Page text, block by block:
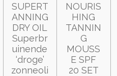
SUPERT
ANNING
DRY OIL
Superbr
uinende
‘droge’
zonneoli
NOURIS
HING
TANNIN
G
MOUSS
E SPF
20 SET